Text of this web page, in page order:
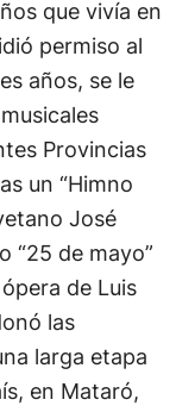
que vivía en
permiso al
años, se le
Provincias
un “Himno
José
“25 de mayo”
de Luis
las
larga etapa
en Mataró,